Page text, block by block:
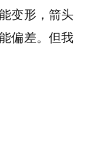
变形，箭头
偏差。但我